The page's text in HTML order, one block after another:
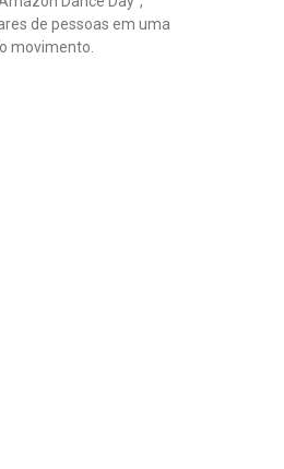
de pessoas em uma
movimento.